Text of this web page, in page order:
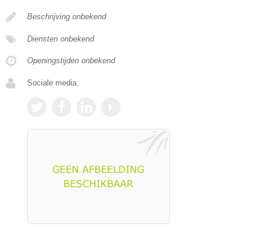
Beschrijving onbekend
Diensten onbekend
Openingstijden onbekend
Sociale media: